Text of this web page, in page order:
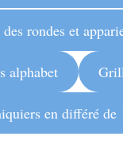
rondes et
alphabet
en différé de